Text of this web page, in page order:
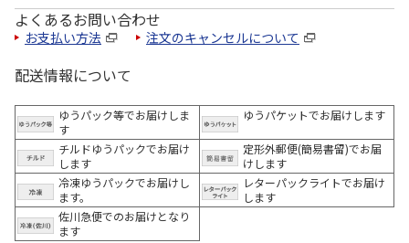
よくあるお問い合わせ
お支払い方法 注文のキャンセルについて
配送情報について
ゆうパック等でお届けしま
す
ゆうパケットでお届けします
チルドゆうパックでお届け
します
定形外郵便(簡易書留)でお届
けします
冷凍ゆうパックでお届けし
ます。
レターパックライトでお届け
します
佐川急便でのお届けとなり
ます